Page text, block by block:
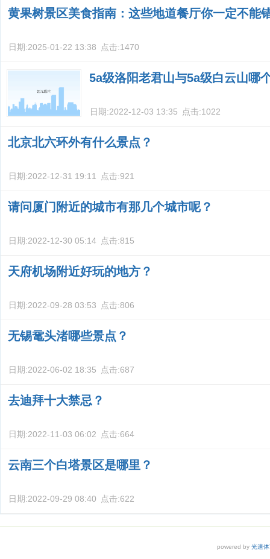
黄果树景区美食指南：这些地道餐厅你一定不能
日期:2025-01-22 13:38 点击:1470
5a级洛阳老君山与5a级白云山哪
日期:2022-12-03 13:35 点击:1022
北京北六环外有什么景点？
日期:2022-12-31 19:11 点击:921
请问厦门附近的城市有那几个城市呢？
日期:2022-12-30 05:14 点击:815
天府机场附近好玩的地方？
日期:2022-09-28 03:53 点击:806
无锡鼋头渚哪些景点？
日期:2022-06-02 18:35 点击:687
去迪拜十大禁忌？
日期:2022-11-03 06:02 点击:664
云南三个白塔景区是哪里？
日期:2022-09-29 08:40 点击:622
powered by 光速